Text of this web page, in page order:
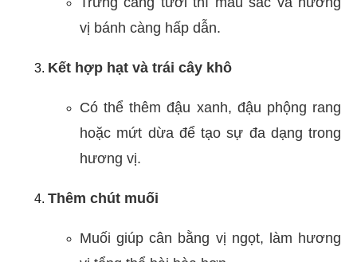
vị bánh càng hấp dẫn.
Kết hợp hạt và trái cây khô
Có thể thêm đậu xanh, đậu phộng rang
hoặc mứt dừa để tạo sự đa dạng trong
hương vị.
Thêm chút muối
Muối giúp cân bằng vị ngọt, làm hương